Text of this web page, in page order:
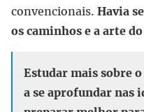
convencionais. Havia
os caminhos e a arte
Estudar mais sobre
a se aprofundar nas